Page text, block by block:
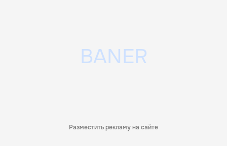
Разместить рекламу на сайте